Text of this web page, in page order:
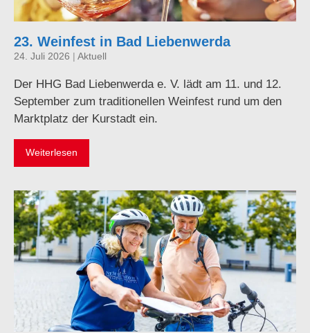
23. Weinfest in Bad Liebenwerda
24. Juli 2026 Aktuell
Der HHG Bad Liebenwerda e. V. lädt am 11. und 12.
September zum traditionellen Weinfest rund um den
Marktplatz der Kurstadt ein.
Weiterlesen